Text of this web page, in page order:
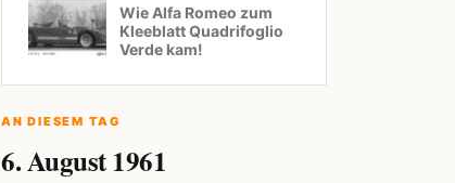
Wie Alfa Romeo zum
Kleeblatt Quadrifoglio
Verde kam!
AN DIESEM TAG
6. August 1961